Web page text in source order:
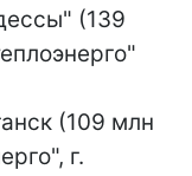
(139
(109 млн
г.